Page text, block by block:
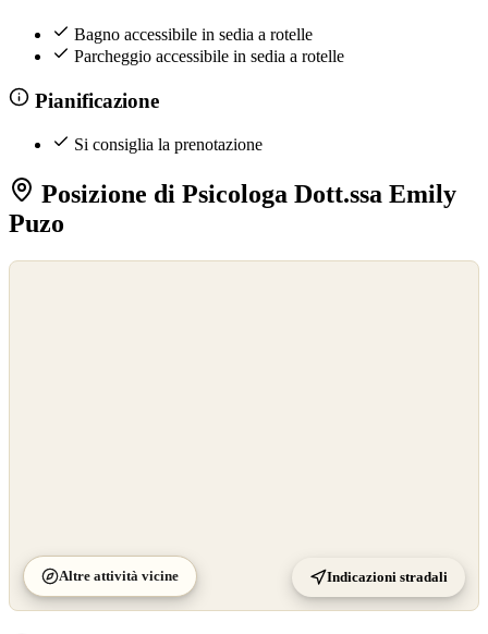
Bagno accessibile in sedia a rotelle
Parcheggio accessibile in sedia a rotelle
Pianificazione
Si consiglia la prenotazione
Posizione di Psicologa Dott.ssa Emily
Puzo
Altre attività vicine Indicazioni stradali